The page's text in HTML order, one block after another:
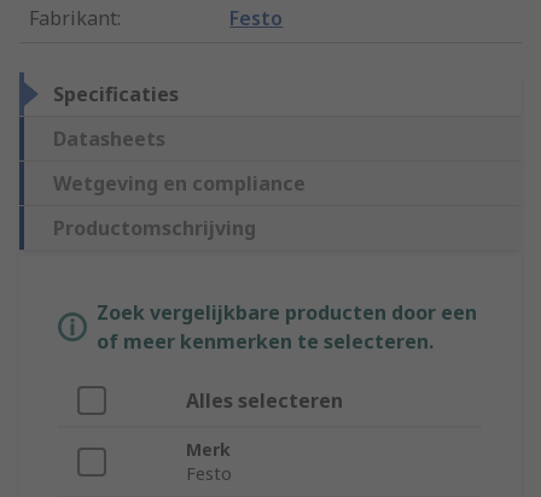
Fabrikant: Festo
Specificaties
Datasheets
Wetgeving en compliance
Productomschrijving
Zoek vergelijkbare producten door een
of meer kenmerken te selecteren.
Alles selecteren
Merk
Festo